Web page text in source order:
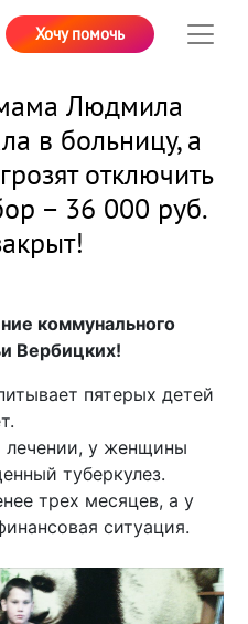
Хочу помочь
Людмила
в больницу, а
отключить
– 36 000 руб.
коммунального
Вербицких!
пятерых детей
лечении, у женщины
туберкулез.
трех месяцев, а у
ситуация.